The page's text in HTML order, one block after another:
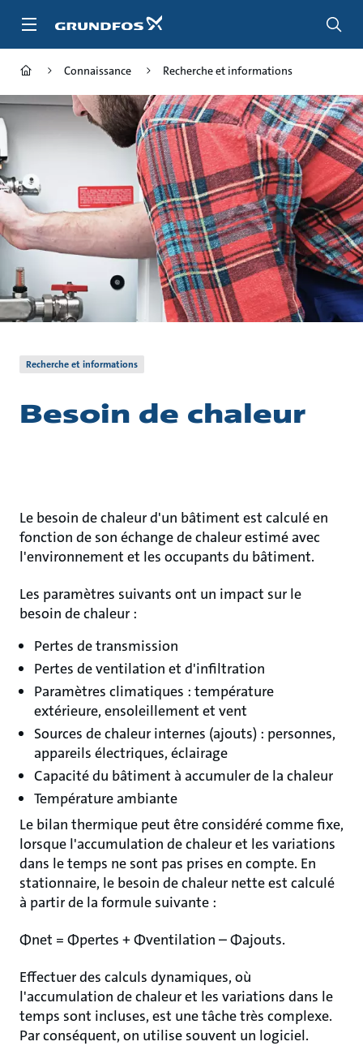
Connaissance Recherche et informations
Recherche et informations
Besoin de chaleur
Le besoin de chaleur d'un bâtiment est calculé en
fonction de son échange de chaleur estimé avec
l'environnement et les occupants du bâtiment.
Les paramètres suivants ont un impact sur le
besoin de chaleur :
Pertes de transmission
Pertes de ventilation et d'infiltration
Paramètres climatiques : température
extérieure, ensoleillement et vent
Sources de chaleur internes (ajouts) : personnes,
appareils électriques, éclairage
Capacité du bâtiment à accumuler de la chaleur
Température ambiante
Le bilan thermique peut être considéré comme fixe,
lorsque l'accumulation de chaleur et les variations
dans le temps ne sont pas prises en compte. En
stationnaire, le besoin de chaleur nette est calculé
à partir de la formule suivante :
Φnet = Φpertes + Φventilation – Φajouts.
Effectuer des calculs dynamiques, où
l'accumulation de chaleur et les variations dans le
temps sont incluses, est une tâche très complexe.
Par conséquent, on utilise souvent un logiciel.